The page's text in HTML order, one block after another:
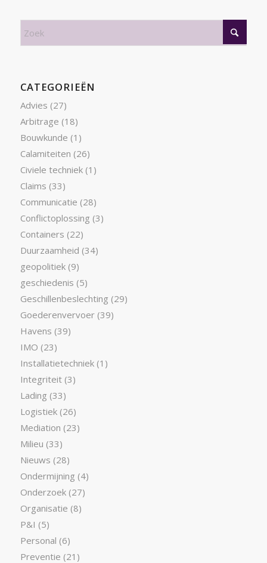
CATEGORIEËN
Advies (27)
Arbitrage (18)
Bouwkunde (1)
Calamiteiten (26)
Civiele techniek(1)
Claims (33)
Communicatie (28)
Conflictoplossing (3)
Containers (22)
Duurzaamheid (34)
geopolitiek(9)
geschiedenis (5)
Geschillenbeslechting (29)
Goederenvervoer(39)
Havens (39)
IMO (23)
Installatietechniek(1)
Integriteit(3)
Lading (33)
Logistiek(26)
Mediation (23)
Milieu (33)
Nieuws (28)
Ondermijning (4)
Onderzoek(27)
Organisatie (8)
P&I (5)
Personal (6)
Preventie (21)